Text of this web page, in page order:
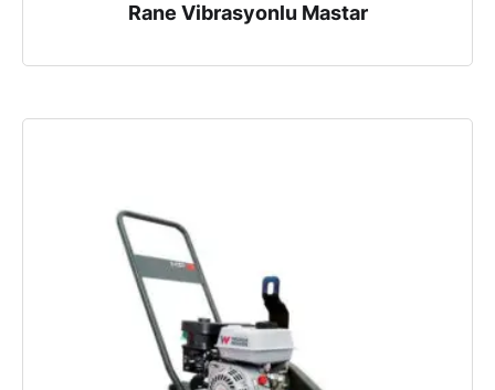
Rane Vibrasyonlu Mastar